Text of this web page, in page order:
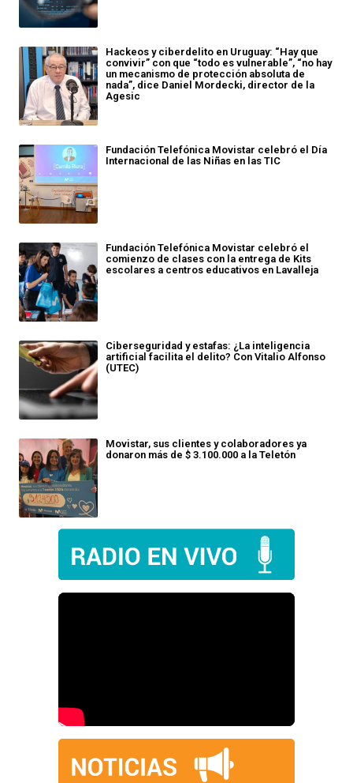
Hackeos y ciberdelito en Uruguay: “Hay que
convivir” con que “todo es vulnerable”, “no hay
un mecanismo de protección absoluta de
nada”, dice Daniel Mordecki, director de la
Agesic
Fundación Telefónica Movistar celebró el Día
Internacional de las Niñas en las TIC
Fundación Telefónica Movistar celebró el
comienzo de clases con la entrega de Kits
escolares a centros educativos en Lavalleja
Ciberseguridad y estafas: ¿La inteligencia
artificial facilita el delito? Con Vitalio Alfonso
(UTEC)
Movistar, sus clientes y colaboradores ya
donaron más de $ 3.100.000 a la Teletón